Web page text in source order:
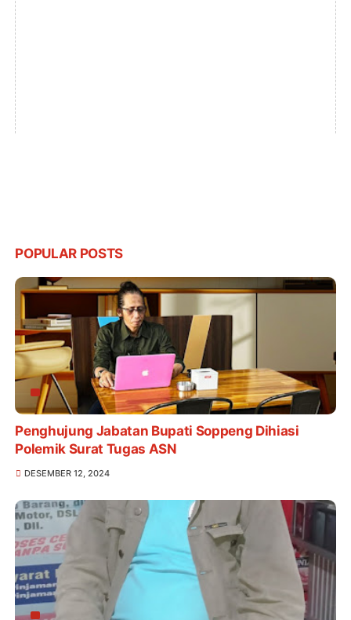
POPULAR POSTS
Penghujung Jabatan Bupati Soppeng Dihiasi
Polemik Surat Tugas ASN
DESEMBER 12, 2024